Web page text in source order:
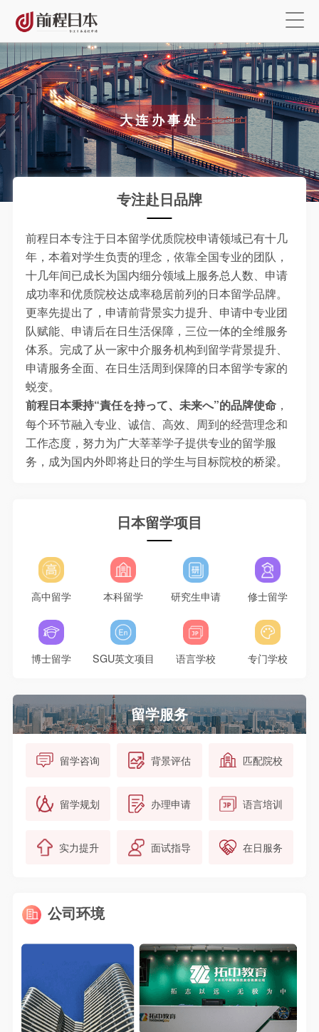
大连办事处
专注赴日品牌
前程日本专注于日本留学优质院校申请领域已有十几
年，本着对学生负责的理念，依靠全国专业的团队，
十几年间已成长为国内细分领域上服务总人数、申请
成功率和优质院校达成率稳居前列的日本留学品牌。
更率先提出了，申请前背景实力提升、申请中专业团
队赋能、申请后在日生活保障，三位一体的全维服务
体系。完成了从一家中介服务机构到留学背景提升、
申请服务全面、在日生活周到保障的日本留学专家的
蜕变。
前程日本秉持“責任を持って、未来へ”的品牌使命，
每个环节融入专业、诚信、高效、周到的经营理念和
工作态度，努力为广大莘莘学子提供专业的留学服
务，成为国内外即将赴日的学生与目标院校的桥梁。
日本留学项目
高中留学 本科留学 研究生申请 修士留学
博士留学 SGU英文项目 语言学校 专门学校
留学服务
留学咨询 背景评估 匹配院校
留学规划 办理申请 语言培训
实力提升 面试指导 在日服务
公司环境
注册
√